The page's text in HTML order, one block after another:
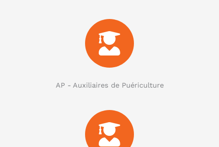
AP - Auxiliaires de Puériculture